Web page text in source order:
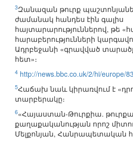
3Զանազան թուրք
ժամանակ հանդես էին գալիս
հայտարարություններով, թե
հարաբերությունների
Ադրբեջանի «գրավված
հետ»։
4 http://news.bbc.co.uk/2/hi/europe/
5Հաճախ նաև կիրառվում է
տարբերակը։
6«Հայաստան-Թուրքիա.
քաղաքականության որոշ
Մելքոնյան, Հանրապետական